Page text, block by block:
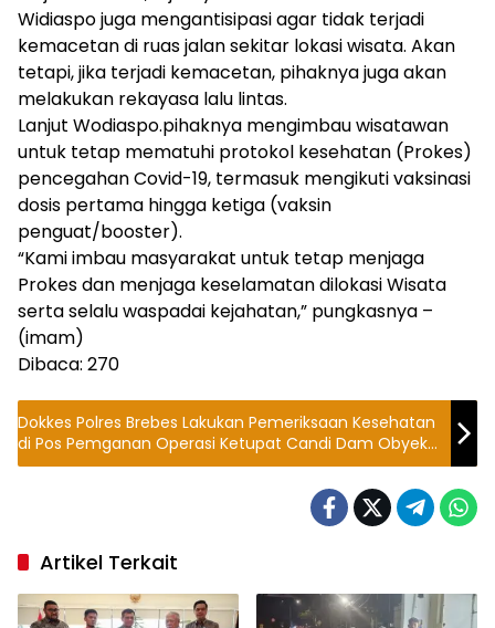
Widiaspo juga mengantisipasi agar tidak terjadi
kemacetan di ruas jalan sekitar lokasi wisata. Akan
tetapi, jika terjadi kemacetan, pihaknya juga akan
melakukan rekayasa lalu lintas.
Lanjut Wodiaspo.pihaknya mengimbau wisatawan
untuk tetap mematuhi protokol kesehatan (Prokes)
pencegahan Covid-19, termasuk mengikuti vaksinasi
dosis pertama hingga ketiga (vaksin
penguat/booster).
“Kami imbau masyarakat untuk tetap menjaga
Prokes dan menjaga keselamatan dilokasi Wisata
serta selalu waspadai kejahatan,” pungkasnya –
(imam)
Dibaca: 270
Dokkes Polres Brebes Lakukan Pemeriksaan Kesehatan
di Pos Pemganan Operasi Ketupat Candi Dam Obyek
Wisata
Artikel Terkait